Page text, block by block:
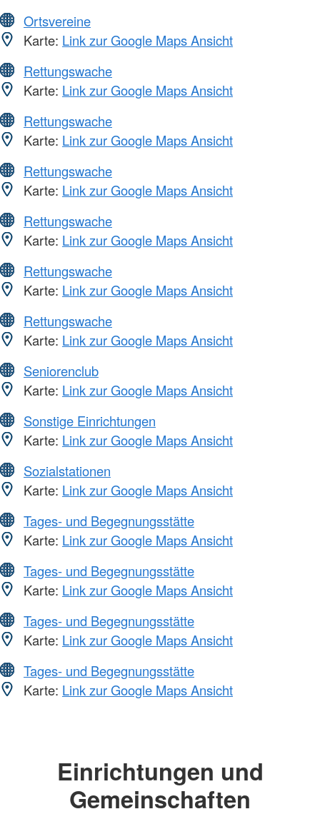
Ortsvereine
Karte: Link zur Google Maps Ansicht
Rettungswache
Karte: Link zur Google Maps Ansicht
Rettungswache
Karte: Link zur Google Maps Ansicht
Rettungswache
Karte: Link zur Google Maps Ansicht
Rettungswache
Karte: Link zur Google Maps Ansicht
Rettungswache
Karte: Link zur Google Maps Ansicht
Rettungswache
Karte: Link zur Google Maps Ansicht
Seniorenclub
Karte: Link zur Google Maps Ansicht
Sonstige Einrichtungen
Karte: Link zur Google Maps Ansicht
Sozialstationen
Karte: Link zur Google Maps Ansicht
Tages- und Begegnungsstätte
Karte: Link zur Google Maps Ansicht
Tages- und Begegnungsstätte
Karte: Link zur Google Maps Ansicht
Tages- und Begegnungsstätte
Karte: Link zur Google Maps Ansicht
Tages- und Begegnungsstätte
Karte: Link zur Google Maps Ansicht
Einrichtungen und
Gemeinschaften